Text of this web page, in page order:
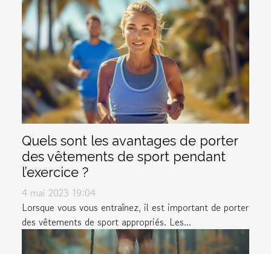
Quels sont les avantages de porter
des vêtements de sport pendant
l’exercice ?
4 mai 2023 19:04
Lorsque vous vous entraînez, il est important de porter
des vêtements de sport appropriés. Les...